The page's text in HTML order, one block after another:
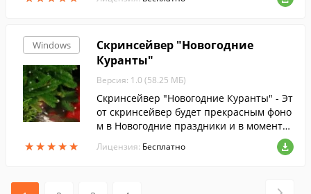
Windows
★★★★★
★★★★★
Скринсейвер "Новогодние
Куранты"
Версия: 1.0 (58.25 МБ)
Скринсейвер "Новогодние Куранты" - Эт
от скринсейвер будет прекрасным фоно
м в Новогодние праздники и в моменты,
когда хочется ощутить атмосферу волше
бной русской зимы.
Лицензия: Бесплатно